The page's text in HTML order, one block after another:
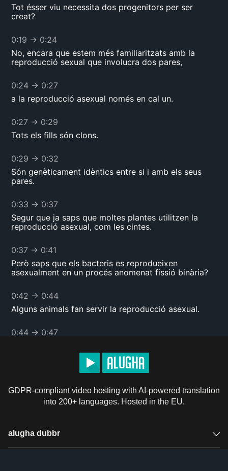
Tot ésser viu necessita dos progenitors per ser
creat?
0:19 → 0:24
No, encara que estem més familiaritzats amb la
reproducció sexual que involucra dos pares,
0:24 → 0:27
a la reproducció asexual només en cal un.
0:27 → 0:29
Tots els fills són clons.
0:29 → 0:32
Són genèticament idèntics entre si i amb els seus
pares.
0:33 → 0:37
Segur que ja saps que moltes plantes utilitzen la
reproducció asexual, com les cintes.
0:37 → 0:41
Però saps que els bacteris es reprodueixen
asexualment en un procés anomenat fissió binària?
0:42 → 0:44
Alguns animals fan servir la reproducció asexual.
0:44 → 0:47
com la hidra, els pugons i les estrelles de mar.
De fet, els pugons poden produir 600 milions de
descendència en una temporada mitjançant la
reproducció asexual.
GDPR-compliant video hosting with AI-powered translation
into 200+ languages. Hosted in the EU.
alugha dubbr